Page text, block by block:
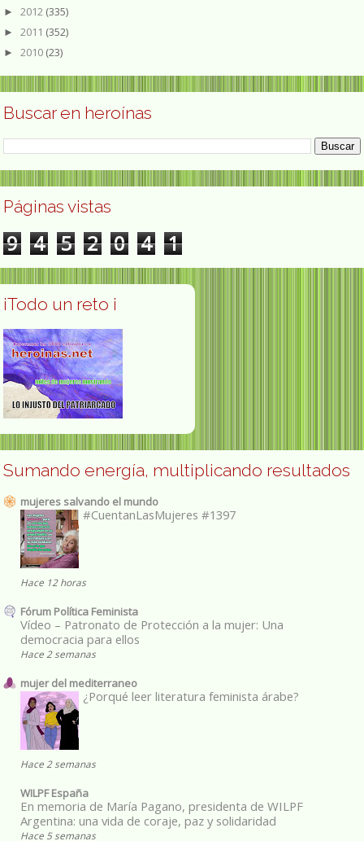
► 2012 (335)
► 2011 (352)
► 2010 (23)
Buscar en heroínas
Páginas vistas
9 4 5 2 0 4 1
¡Todo un reto ¡
Sumando energía, multiplicando resultados
mujeres salvando el mundo
#CuentanLasMujeres #1397
Hace 12 horas
Fórum Política Feminista
Vídeo – Patronato de Protección a la mujer: Una
democracia para ellos
Hace 2 semanas
mujer del mediterraneo
¿Porqué leer literatura feminista árabe?
Hace 2 semanas
WILPF España
En memoria de María Pagano, presidenta de WILPF
Argentina: una vida de coraje, paz y solidaridad
Hace 5 semanas